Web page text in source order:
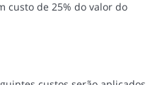
custo de 25% do valor do